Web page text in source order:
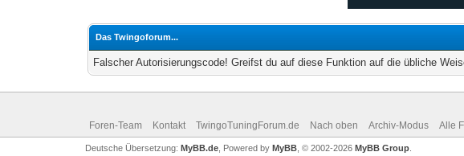
Das Twingoforum...
Falscher Autorisierungscode! Greifst du auf diese Funktion auf die übliche
Foren-Team Kontakt TwingoTuningForum.de Nach oben Archiv-Modus Alle
Deutsche Übersetzung: MyBB.de, Powered by MyBB, © 2002-2026 MyBB Group.